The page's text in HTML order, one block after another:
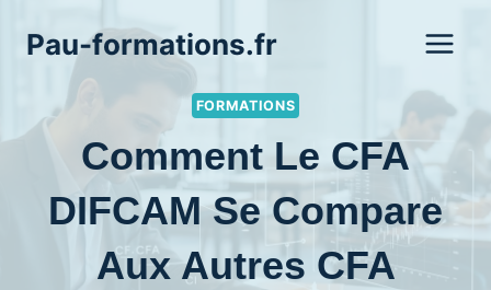
Pau-formations.fr
FORMATIONS
Comment Le CFA
DIFCAM Se Compare
Aux Autres CFA